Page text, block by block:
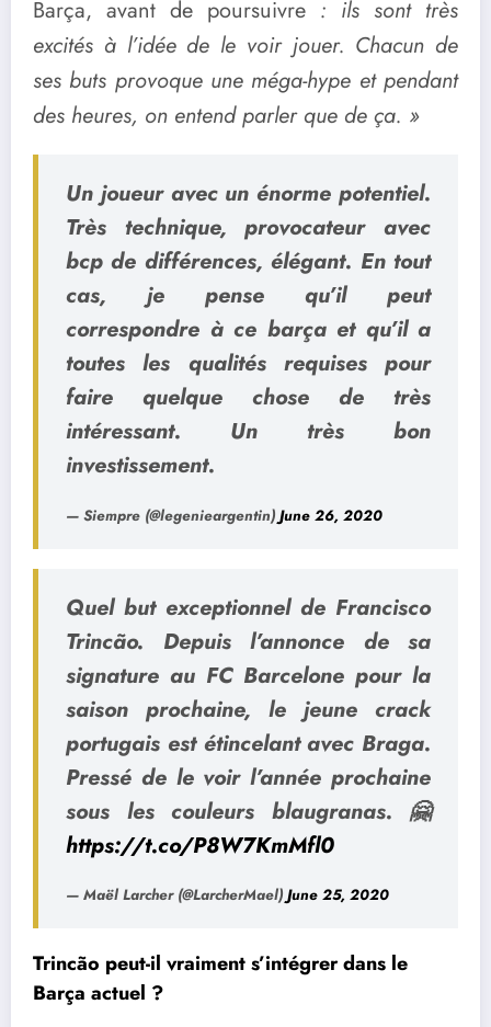
Barça, avant de poursuivre : ils sont très
excités à l’idée de le voir jouer. Chacun de
ses buts provoque une méga-hype et pendant
des heures, on entend parler que de ça. »
Un joueur avec un énorme potentiel.
Très technique, provocateur avec
bcp de différences, élégant. En tout
cas, je pense qu’il peut
correspondre à ce barça et qu’il a
toutes les qualités requises pour
faire quelque chose de très
intéressant. Un très bon
investissement.
— Siempre (@legenieargentin) June 26, 2020
Quel but exceptionnel de Francisco
Trincão. Depuis l’annonce de sa
signature au FC Barcelone pour la
saison prochaine, le jeune crack
portugais est étincelant avec Braga.
Pressé de le voir l’année prochaine
sous les couleurs blaugranas. 🤗
https://t.co/P8W7KmMfl0
— Maël Larcher (@LarcherMael) June 25, 2020
Trincão peut-il vraiment s’intégrer dans le
Barça actuel ?